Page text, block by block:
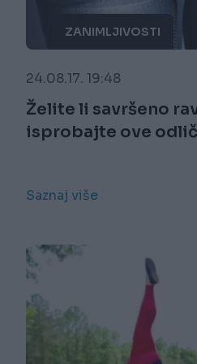
ZANIMLJIVOSTI
24.08.17. 19:48
Želite li savršeno
isprobajte ove
Saznaj više